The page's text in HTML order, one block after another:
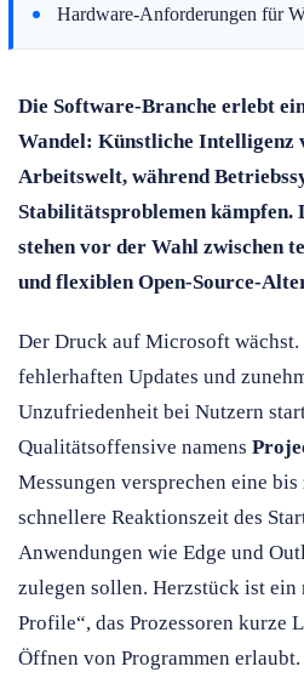
Hardware-Anforderungen für
Die Software-Branche erlebt
Wandel: Künstliche Intelligenz
Arbeitswelt, während
Stabilitätsproblemen kämpfen.
stehen vor der Wahl zwischen
und flexiblen Open-Source-
Der Druck auf Microsoft wächst.
fehlerhaften Updates und
Unzufriedenheit bei Nutzern
Qualitätsoffensive namens
Messungen versprechen eine bis
schnellere Reaktionszeit des
Anwendungen wie Edge und
zulegen sollen. Herzstück ist ein
Profile“, das Prozessoren kurze
Öffnen von Programmen erlaubt.